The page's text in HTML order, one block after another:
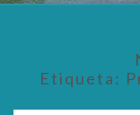
Etiqueta: